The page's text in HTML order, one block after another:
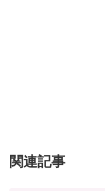
関連記事